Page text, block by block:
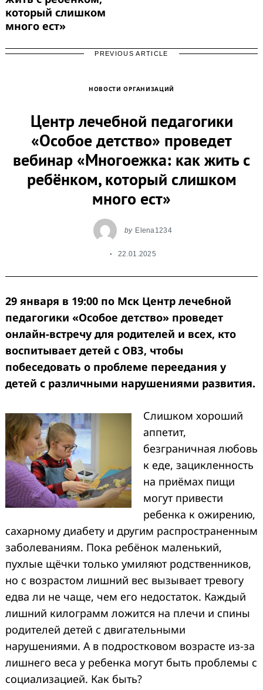
который слишком
много ест»
PREVIOUS ARTICLE
НОВОСТИ ОРГАНИЗАЦИЙ
Центр лечебной педагогики
«Особое детство» проведет
вебинар «Многоежка: как жить с
ребёнком, который слишком
много ест»
by Elena1234
22.01.2025
29 января в 19:00 по Мск Центр лечебной
педагогики «Особое детство» проведет
онлайн-встречу для родителей и всех, кто
воспитывает детей с ОВЗ, чтобы
побеседовать о проблеме переедания у
детей с различными нарушениями развития.
Слишком хороший
аппетит,
безграничная любовь
к еде, зацикленность
на приёмах пищи
могут привести
ребенка к ожирению,
сахарному диабету и другим распространенным
заболеваниям. Пока ребёнок маленький,
пухлые щёчки только умиляют родственников,
но с возрастом лишний вес вызывает тревогу
едва ли не чаще, чем его недостаток. Каждый
лишний килограмм ложится на плечи и спины
родителей детей с двигательными
нарушениями. А в подростковом возрасте из-за
лишнего веса у ребенка могут быть проблемы с
социализацией. Как быть?